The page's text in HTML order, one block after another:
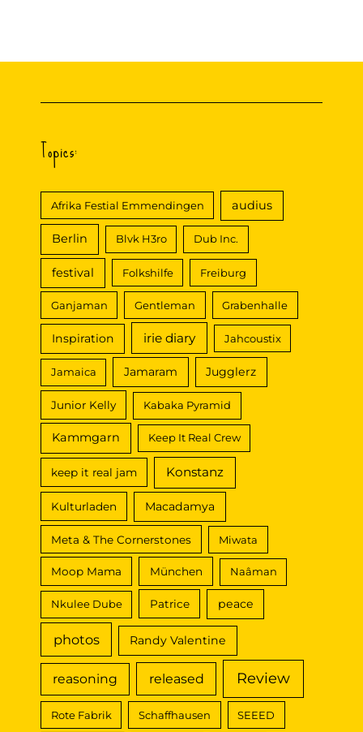
Topics:
Afrika Festial Emmendingen audius
Berlin Blvk H3ro Dub Inc.
festival Folkshilfe Freiburg
Ganjaman Gentleman Grabenhalle
Inspiration irie diary Jahcoustix
Jamaica Jamaram Jugglerz
Junior Kelly Kabaka Pyramid
Kammgarn Keep It Real Crew
keep it real jam Konstanz
Kulturladen Macadamya
Meta & The Cornerstones Miwata
Moop Mama München Naâman
Nkulee Dube Patrice peace
photos Randy Valentine
reasoning released Review
Rote Fabrik Schaffhausen SEEED